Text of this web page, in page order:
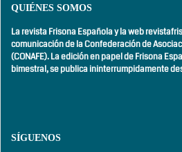
QUIÉNES SOMOS
La revista Frisona Española y la web
comunicación de la Confederación de
(CONAFE). La edición en papel de Frisona
bimestral,se publica ininterrumpidamente
SÍGUENOS